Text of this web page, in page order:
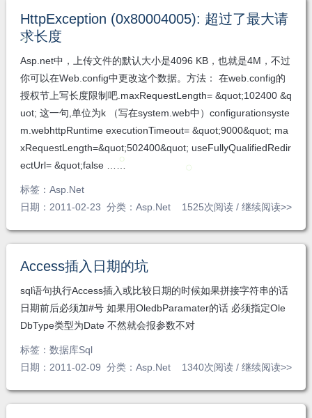
HttpException (0x80004005): 超过了最大请
求长度
Asp.net中，上传文件的默认大小是4096 KB，也就是4M，不过
你可以在Web.config中更改这个数据。方法： 在web.config的
授权节上写长度限制吧.maxRequestLength= &quot;102400 &q
uot; 这一句,单位为k （写在system.web中）configurationsyste
m.webhttpRuntime executionTimeout= &quot;9000&quot; ma
xRequestLength=&quot;502400&quot; useFullyQualifiedRedir
ectUrl= &quot;false ……
标签： Asp.Net
日期：2011-02-23 分类： Asp.Net 1525次阅读 /继续阅读>>
Access插入日期的坑
sql语句执行Access插入或比较日期的时候如果拼接字符串的话
日期前后必须加#号 如果用OledbParamater的话 必须指定Ole
DbType类型为Date 不然就会报参数不对
标签： 数据库Sql
日期：2011-02-09 分类： Asp.Net 1340次阅读 /继续阅读>>